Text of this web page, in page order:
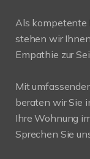
Als kompetente
stehen wir
Empathie zur
Mit
beraten wir Sie
Ihre Wohnung
Sprechen Sie